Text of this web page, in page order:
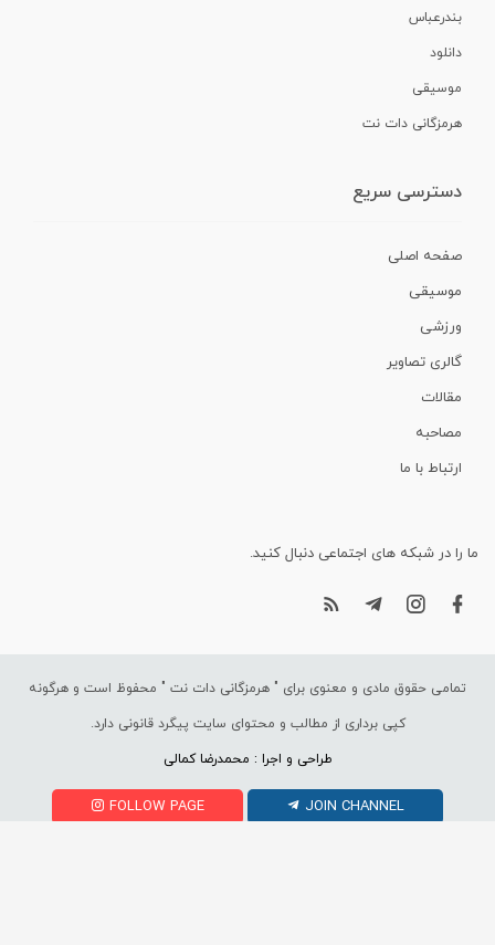
بندرعباس
دانلود
موسیقی
هرمزگانی دات نت
دسترسی سریع
صفحه اصلی
موسیقی
ورزشی
گالری تصاویر
مقالات
مصاحبه
ارتباط با ما
ما را در شبکه های اجتماعی دنبال کنید.
تمامی حقوق مادی و معنوی برای " هرمزگانی دات نت " محفوظ است و هرگونه
کپی برداری از مطالب و محتوای سایت پیگرد قانونی دارد.
طراحی و اجرا : محمدرضا کمالی
FOLLOW PAGE JOIN CHANNEL